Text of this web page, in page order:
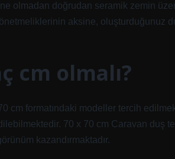
olmadan doğrudan seramik zemin
aksine, oluşturduğunuz
cm olmalı?
cm formatındaki modeller tercih
70 x 70 cm Caravan duş
kazandırmaktadır.